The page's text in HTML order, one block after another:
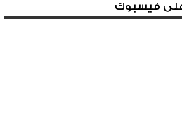
على فيسبوك